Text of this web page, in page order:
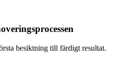
besiktning till färdigt resultat.